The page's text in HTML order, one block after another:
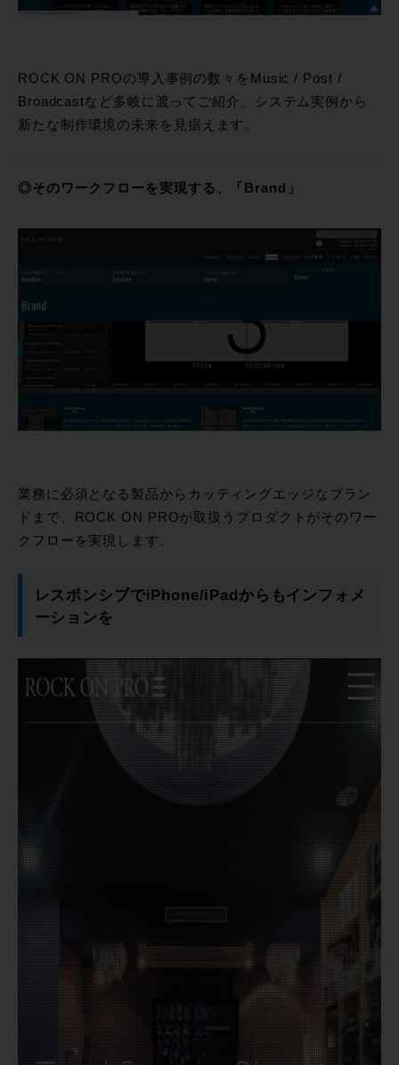
ROCK ON PROの導入事例の数々をMusic / Post /
Broadcastなど多岐に渡ってご紹介。システム実例から
新たな制作環境の未来を見据えます。
◎そのワークフローを実現する、「Brand」
業務に必須となる製品からカッティングエッジなブラン
ドまで、ROCK ON PROが取扱うプロダクトがそのワー
クフローを実現します。
レスポンシブでiPhone/iPadからもインフォメ
ーションを